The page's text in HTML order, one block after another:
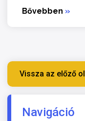
Bővebben »
Vissza az előző
Navigáció